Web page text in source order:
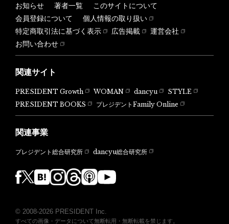
お知らせ 著者一覧
このサイトについて
会員登録について
個人情報の取り扱い
特定商取引法に基づく表示
広告掲載
運営会社
お問い合わせ
関連サイト
PRESIDENT Growth WOMAN dancyu
STYLE
PRESIDENT BOOKS
プレジデントFamily Online
関連事業
プレジデント総合研究所 dancyu総合研究所
© 2008-2026 PRESIDENT Inc.
すべての画像・データについて無断転用・無断転載を禁じます。